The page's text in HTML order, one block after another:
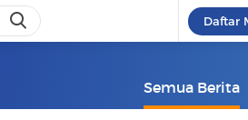
Daftar
Semua Berita